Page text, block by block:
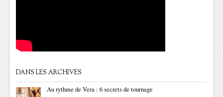
DANS LES ARCHIVES
Au rythme de Vera : 6 secrets de tournage